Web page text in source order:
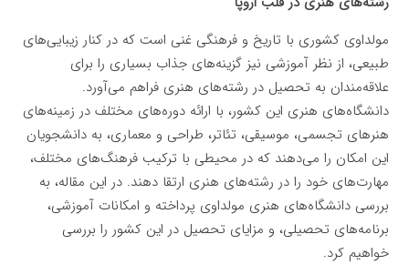
مولداوی کشوری با تاریخ و فرهنگی غنی است که در کنار زیبایی‌های
طبیعی، از نظر آموزشی نیز گزینه‌های جذاب بسیاری را برای
علاقه‌مندان به تحصیل در رشته‌های هنری فراهم می‌آورد.
دانشگاه‌های هنری این کشور، با ارائه دوره‌های مختلف در زمینه‌های
هنرهای تجسمی، موسیقی، تئاتر، طراحی و معماری، به دانشجویان
این امکان را می‌دهند که در محیطی با ترکیب فرهنگ‌های مختلف،
مهارت‌های خود را در رشته‌های هنری ارتقا دهند. در این مقاله، به
بررسی دانشگاه‌های هنری مولداوی پرداخته و امکانات آموزشی،
برنامه‌های تحصیلی، و مزایای تحصیل در این کشور را بررسی
خواهیم کرد.